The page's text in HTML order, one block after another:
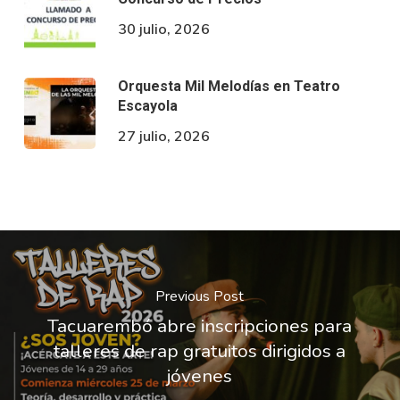
30 julio, 2026
Orquesta Mil Melodías en Teatro
Escayola
27 julio, 2026
Previous Post
Tacuarembó abre inscripciones para
talleres de rap gratuitos dirigidos a
jóvenes